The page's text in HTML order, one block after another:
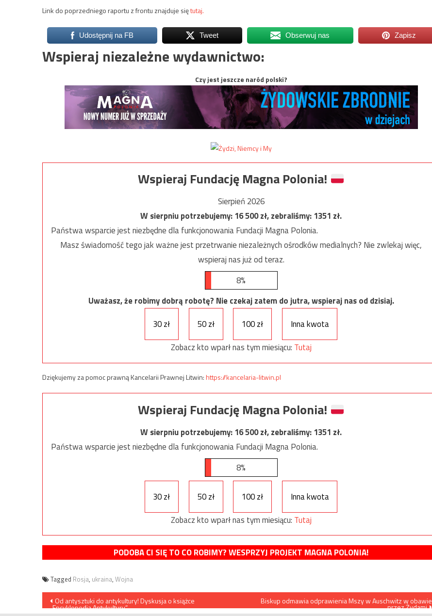
Link do poprzedniego raportu z frontu znajduje siętutaj.
Udostępnij na FB Tweet Obserwuj nas Zapisz
Wspieraj niezależne wydawnictwo:
Czy jest jeszcze naród polski?
Wspieraj Fundację Magna Polonia!
Sierpień 2026
W sierpniu potrzebujemy:16 500zł, zebraliśmy:1351 zł.
Państwa wsparcie jest niezbędne dla funkcjonowania Fundacji Magna Polonia.
Masz świadomość tego jak ważne jest przetrwanie niezależnych ośrodków medialnych? Nie zwlekaj więc,
wspieraj nas już od teraz.
8%
Uważasz, że robimy dobrą robotę? Nie czekaj zatem do jutra, wspieraj nas od dzisiaj.
30 zł
50 zł 100 zł
Inna kwota
Zobacz kto wparł nas tym miesiącu: Tutaj
Dziękujemy za pomoc prawną Kancelarii Prawnej Litwin:https://kancelaria-litwin.pl
Wspieraj Fundację Magna Polonia!
W sierpniu potrzebujemy:16 500zł, zebraliśmy:1351 zł.
Państwa wsparcie jest niezbędne dla funkcjonowania Fundacji Magna Polonia.
8%
30 zł 50 zł 100 zł
Inna kwota
Zobacz kto wparł nas tym miesiącu: Tutaj
PODOBA CI SIĘ TO CO ROBIMY? WESPRZYJ PROJEKT MAGNA POLONIA!
Tagged Rosja, ukraina, Wojna
Nawigacja
Od antysztuki do antykultury! Dyskusja o książce
„Encyklopedia Antykultury”
Biskup odmawia odprawienia Mszy w Auschwitz w obawie
przez Żydami